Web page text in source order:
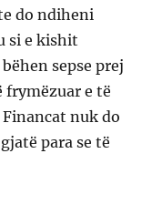
do ndiheni
si e kishit
sepse prej
frymëzuar e të
nuk do
para se të